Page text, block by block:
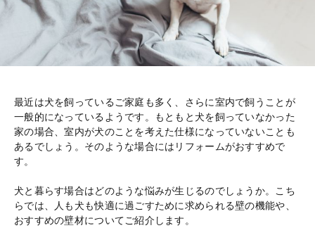
最近は犬を飼っているご家庭も多く、さらに室内で飼うことが
一般的になっているようです。もともと犬を飼っていなかった
家の場合、室内が犬のことを考えた仕様になっていないことも
あるでしょう。そのような場合にはリフォームがおすすめで
す。
犬と暮らす場合はどのような悩みが生じるのでしょうか。こち
らでは、人も犬も快適に過ごすために求められる壁の機能や、
おすすめの壁材についてご紹介します。